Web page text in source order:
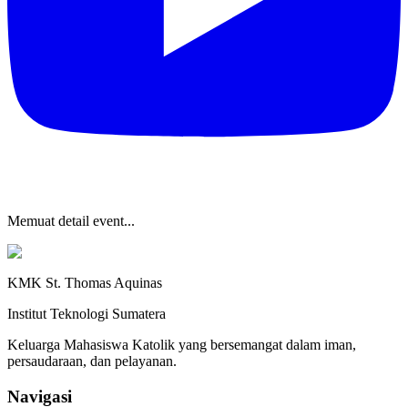
Memuat detail event...
KMK St. Thomas Aquinas
Institut Teknologi Sumatera
Keluarga Mahasiswa Katolik yang bersemangat dalam iman,
persaudaraan, dan pelayanan.
Navigasi